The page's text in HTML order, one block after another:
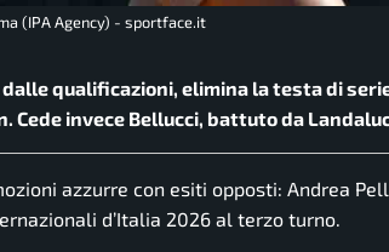
(IPA Agency) - sportface.it
qualificazioni, elimina la testa di
Cede invece Bellucci, battuto da
azzurre con esiti opposti: Andrea
d’Italia 2026 al terzo turno.